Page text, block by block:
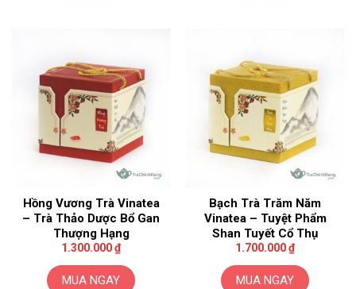
nhiều
biến
thể.
Các
chọn
được
chọn
trên
trang
Hồng Vương Trà Vinatea
– Trà Thảo Dược Bổ Gan
Thượng Hạng
1.300.000₫
MUA NGAY
Bạch Trà Trăm Năm
Vinatea – Tuyệt Phẩm
Shan Tuyết Cổ Thụ
1.700.000₫
MUA NGAY